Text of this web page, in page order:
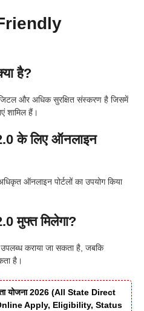
है?
और अधिक सुरक्षित संस्करण है जिसमें
शामिल हैं।
के लिए ऑनलाइन
ऑनलाइन पोर्टलों का उपयोग किया
मुफ्त मिलेगा?
कराया जा सकता है, जबकि
है।
योजना 2026 (All State Direct
Apply, Eligibility, Status